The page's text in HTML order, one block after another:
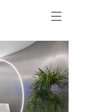
T
l
e
n
a
v